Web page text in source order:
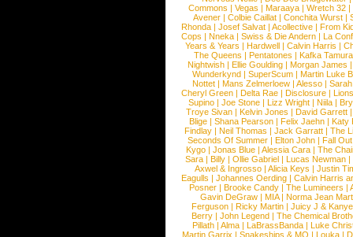
Commons |Vegas |Maraaya |Wretch 32 |
Avener | Colbie Caillat | Conchita Wurst |
Rhonda | Josef Salvat | Acollective | From
Cops | Nneka | Swiss & Die Andern | La
Years & Years |Hardwell |Calvin Harris |
The Queens | Pentatones | Kafka Tamura
Nightwish |Ellie Goulding |Morgan James
Wunderkynd | SuperScum | Martin Luke
Nottet |Mans Zelmerloew |Alesso |
Cheryl Green |Delta Rae |Disclosure |
Supino |Joe Stone |Lizz Wright |Niila |
Troye Sivan | Kelvin Jones | David Garrett
Blige | Shana Pearson | Felix Jaehn | Katy
Findlay |Neil Thomas |Jack Garratt |The
Seconds Of Summer |Elton John |Fall
Kygo |Jonas Blue |Alessia Cara |The
Sara |Billy |Ollie Gabriel |Lucas Newman |
Axwel & Ingrosso | Alicia Keys | Justin
Eagulls |Johannes Oerding |Calvin Harris
Posner |Brooke Candy |The Lumineers |
Gavin DeGraw | MIA| Norma Jean
Ferguson | Ricky Martin | Juicy J &
Berry | John Legend | The Chemical
Pillath |Alma |LaBrassBanda |Luke
Martin Garrix | Snakeships & MO | Louka |